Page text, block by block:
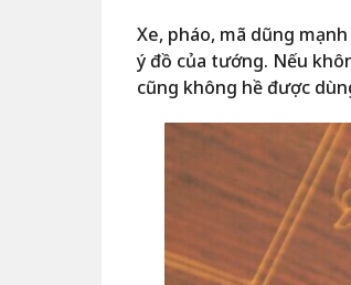
Xe, pháo, mã dũng
ý đồ của tướng. Nếu
cũng không hề được